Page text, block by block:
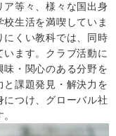
ア等々、様々な国出身
生活を満喫していま
にくい教科では、同時
ます。クラブ活動に
味・関心のある分野を
と課題発見・解決力を
つけ、グローバル社